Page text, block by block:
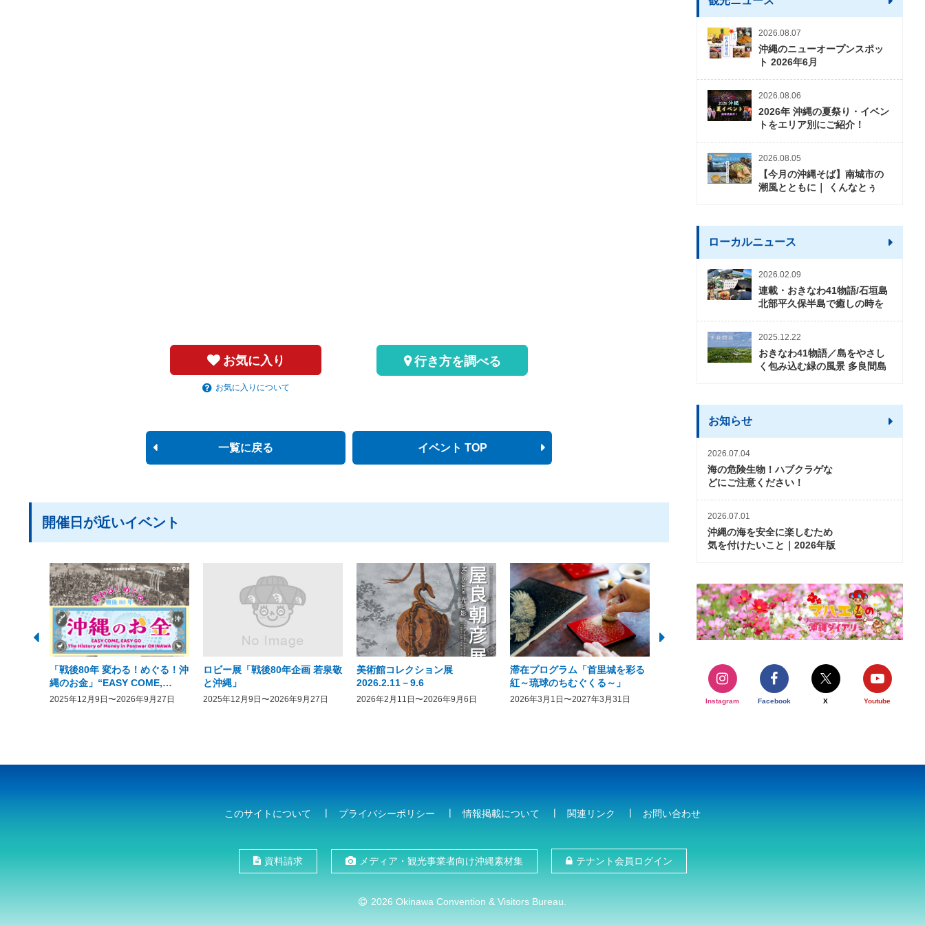
お気に入り
お気に入りについて
行き方を調べる
一覧に戻る イベント TOP
開催日が近いイベント
「戦後80年 変わる！めぐる！沖
縄のお金」“EASY COME,
EASY GO － The History of
2025年12月9日〜2026年9月27日
ロビー展「戦後80年企画 若泉敬
と沖縄」
2025年12月9日〜2026年9月27日
美術館コレクション展
2026.2.11－9.6
2026年2月11日〜2026年9月6日
滞在プログラム「首里城を彩る
紅～琉球のちむぐくる～」
2026年3月1日〜2027年3月31日
2026年度 かりゆしビーチ営業
期間および営業時間のお知らせ
2026年3月5日〜2026年10月31日
【期間限定】オーシャ
開催について
2026年3月20日〜2026年11
2026.08.07
沖縄のニューオープンスポッ
ト 2026年6月
2026.08.06
2026年 沖縄の夏祭り・イベン
トをエリア別にご紹介！
2026.08.05
【今月の沖縄そば】南城市の
潮風とともに｜ くんなとぅ
ローカルニュース
2026.02.09
連載・おきなわ41物語/石垣島
北部平久保半島で癒しの時を
2025.12.22
おきなわ41物語／島をやさし
く包み込む緑の風景 多良間島
お知らせ
2026.07.04
海の危険生物！ハブクラゲな
どにご注意ください！
2026.07.01
沖縄の海を安全に楽しむため
気を付けたいこと｜2026年版
Instagram Facebook X Youtube
このサイトについて プライバシーポリシー 情報掲載について 関連リンク お問い合わせ
資料請求 メディア・観光事業者向け沖縄素材集 テナント会員ログイン
2026 Okinawa Convention & Visitors Bureau.